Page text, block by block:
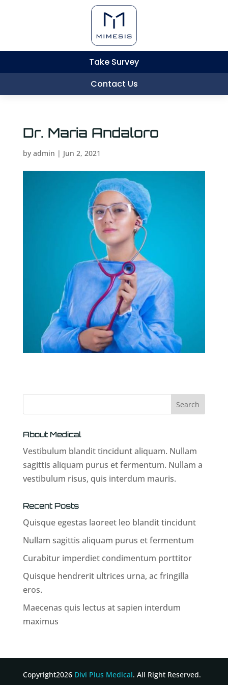
Take Survey
Contact Us
Dr. Maria Andaloro
by admin | Jun 2, 2021
About Medical
Vestibulum blandit tincidunt aliquam. Nullam
sagittis aliquam purus et fermentum. Nullam a
vestibulum risus, quis interdum mauris.
Recent Posts
Quisque egestas laoreet leo blandit tincidunt
Nullam sagittis aliquam purus et fermentum
Curabitur imperdiet condimentum porttitor
Quisque hendrerit ultrices urna, ac fringilla
eros.
Maecenas quis lectus at sapien interdum
maximus
Copyright2026 Divi Plus Medical. All Right Reserved.